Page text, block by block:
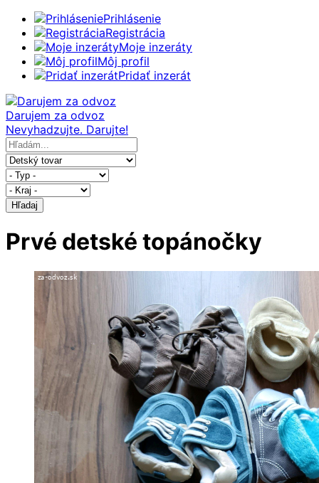
Prihlásenie
Registrácia
Moje inzeráty
Môj profil
Pridať inzerát
Darujem za odvoz
Nevyhadzujte. Darujte!
Hľadaj
Prvé detské topánočky